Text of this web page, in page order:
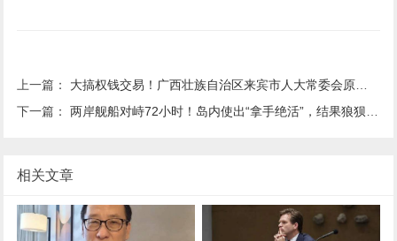
上一篇： 大搞权钱交易！广西壮族自治区来宾市人大常委会原党组书记、主任韦平被“双开”
下一篇：两岸舰船对峙72小时！岛内使出“拿手绝活”，结果狼狈收场
相关文章